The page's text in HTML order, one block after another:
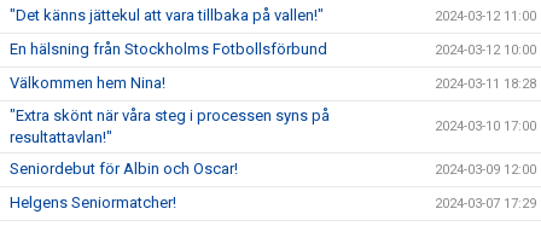
"Det känns jättekul att vara tillbaka på vallen!" 2024-03-12 11:00
En hälsning från Stockholms Fotbollsförbund 2024-03-12 10:00
Välkommen hem Nina! 2024-03-11 18:28
"Extra skönt när våra steg i processen syns på
resultattavlan!"
2024-03-10 17:00
Seniordebut för Albin och Oscar! 2024-03-09 12:00
Helgens Seniormatcher! 2024-03-07 17:29